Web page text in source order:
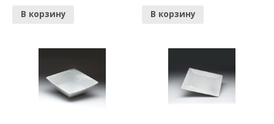
В корзину В корзину